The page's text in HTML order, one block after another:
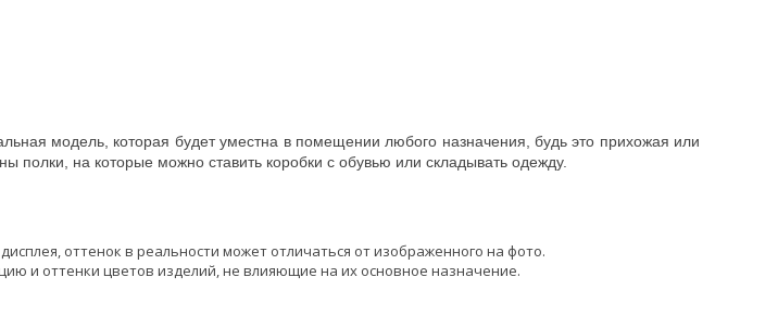
модель, которая будет уместна в помещении любого назначения, будь это прихожая или
на которые можно ставить коробки с обувью или складывать одежду.
оттенок в реальности может отличаться от изображенного на фото.
и оттенки цветов изделий, не влияющие на их основное назначение.